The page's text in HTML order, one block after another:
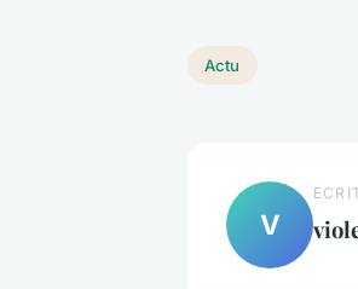
Actu
V